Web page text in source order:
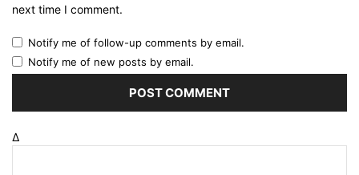
next time I comment.
Notify me of follow-up comments by email.
Notify me of new posts by email.
Δ